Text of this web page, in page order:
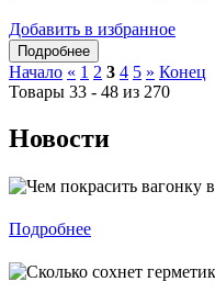
Добавить в избранное
Начало « 1 2 3 4 5 » Конец
Товары 33 - 48 из 270
Новости
Подробнее